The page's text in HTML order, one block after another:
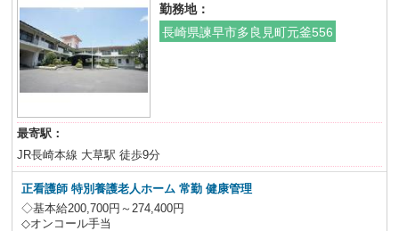
勤務地：
長崎県諫早市多良見町元釜556
最寄駅：
JR長崎本線 大草駅 徒歩9分
正看護師 特別養護老人ホーム常勤 健康管理
◇基本給200,700円～274,400円
◇オンコール手当